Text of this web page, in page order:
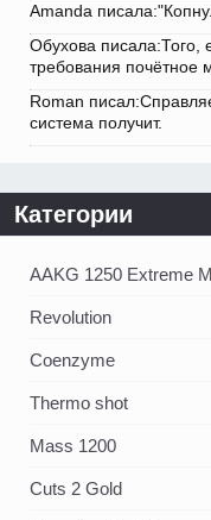
Amanda
Обухова
требования почётное
Roman
система получит.
Категории
AAKG 1250 Extreme
Revolution
Coenzyme
Thermo shot
Mass 1200
Cuts 2 Gold